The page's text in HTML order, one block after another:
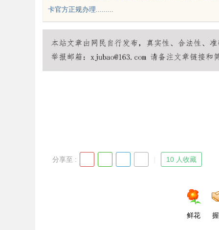
卡官方正规办理.........
分享至 : 10 人收藏
鲜花
眼镜 上海配眼镜